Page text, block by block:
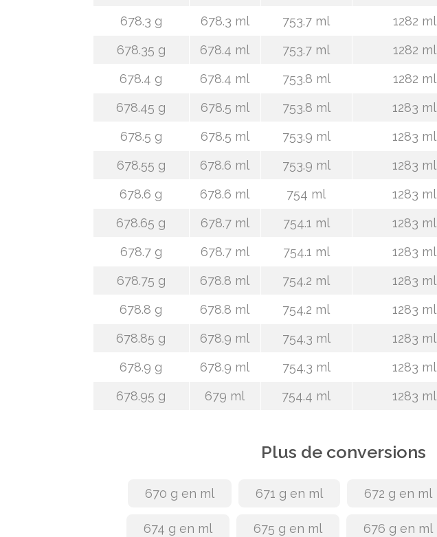
678.3 g
678.3 ml 753.7 ml 1282 ml
678.35 g
678.4 ml 753.7 ml 1282 ml
678.4 g
678.4 ml 753.8 ml 1282 ml
678.45 g
678.5 ml 753.8 ml 1283 ml
678.5 g
678.5 ml 753.9 ml 1283 ml
678.55 g
678.6 ml 753.9 ml 1283 ml
678.6 g
678.6 ml 754 ml 1283 ml
678.65 g
678.7 ml 754.1 ml 1283 ml
678.7 g
678.7 ml 754.1 ml 1283 ml
678.75 g
678.8 ml 754.2 ml 1283 ml
678.8 g
678.8 ml 754.2 ml 1283 ml
678.85 g
678.9 ml 754.3 ml 1283 ml
678.9 g
678.9 ml 754.3 ml 1283 ml
678.95 g
679 ml 754.4 ml 1283 ml
Plus de conversions
670 g en ml 671 g en ml 672 g en ml
674 g en ml 675 g en ml 676 g en ml